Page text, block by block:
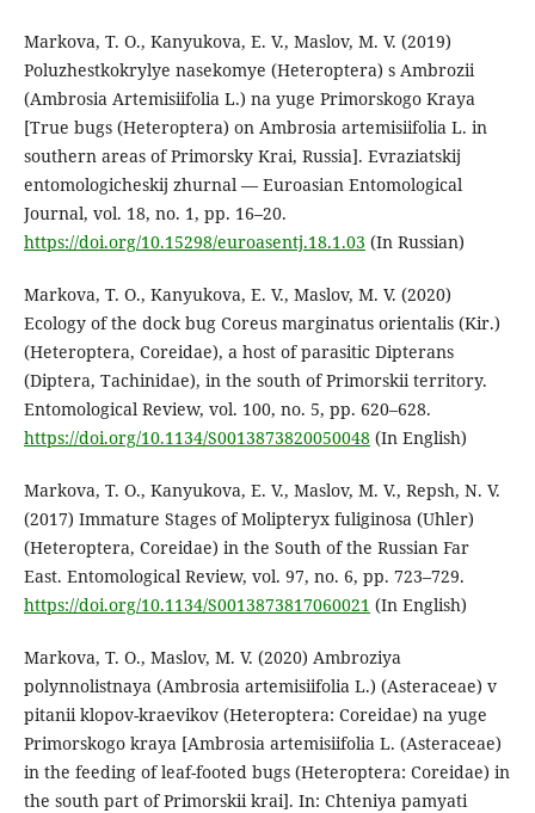
Markova, T. O., Kanyukova, E. V., Maslov, M. V. (2019)
Poluzhestkokrylye nasekomye (Heteroptera) s Ambrozii
(Ambrosia Artemisiifolia L.) na yuge Primorskogo Kraya
[True bugs (Heteroptera) on Ambrosia artemisiifolia L. in
southern areas of Primorsky Krai, Russia]. Evraziatskij
entomologicheskij zhurnal — Euroasian Entomological
Journal, vol. 18, no. 1, pp. 16–20.
https://doi.org/10.15298/euroasentj.18.1.03 (In Russian)
Markova, T. O., Kanyukova, E. V., Maslov, M. V. (2020)
Ecology of the dock bug Coreus marginatus orientalis (Kir.)
(Heteroptera, Coreidae), a host of parasitic Dipterans
(Diptera, Tachinidae), in the south of Primorskii territory.
Entomological Review, vol. 100, no. 5, pp. 620–628.
https://doi.org/10.1134/S0013873820050048(In English)
Markova, T. O., Kanyukova, E. V., Maslov, M. V., Repsh, N. V.
(2017) Immature Stages of Molipteryx fuliginosa (Uhler)
(Heteroptera, Coreidae) in the South of the Russian Far
East. Entomological Review, vol. 97, no. 6, pp. 723–729.
https://doi.org/10.1134/S0013873817060021 (In English)
Markova, T. O., Maslov, M. V. (2020) Ambroziya
polynnolistnaya (Ambrosia artemisiifolia L.) (Asteraceae) v
pitanii klopov-kraevikov (Heteroptera: Coreidae) na yuge
Primorskogo kraya [Ambrosia artemisiifolia L. (Asteraceae)
in the feeding of leaf-footed bugs (Heteroptera: Coreidae) in
the south part of Primorskii krai]. In: Chteniya pamyati